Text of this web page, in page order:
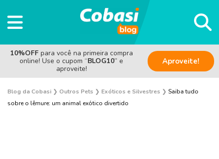
10%OFF para você na primeira compra
online! Use o cupom “BLOG10” e
aproveite!
Aproveite!
Blog da Cobasi ❯ Outros Pets ❯ Exóticos e Silvestres ❯ Saiba tudo
sobre o lêmure: um animal exótico divertido